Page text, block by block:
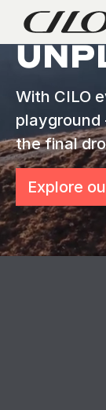
With CILO
the final
Explore